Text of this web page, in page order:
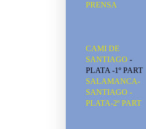
PRENSA
CAMI DE
SANTIAGO -
PLATA -1º PART
SALAMANCA-
SANTIAGO -
PLATA-2º PART